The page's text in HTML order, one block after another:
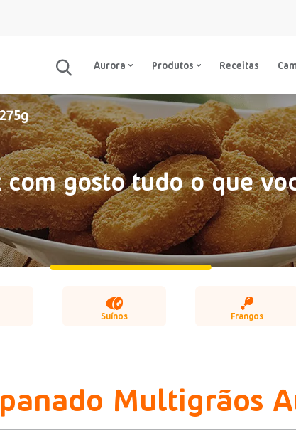
Aurora Produtos Receitas
com gosto tudo o que
Suínos Frangos
Multigrãos